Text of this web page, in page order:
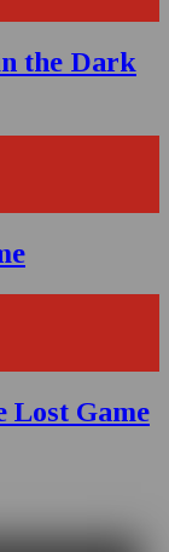
the Dark
Lost Game